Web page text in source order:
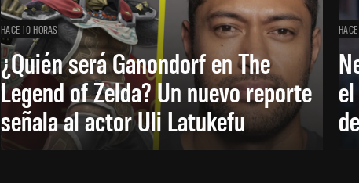
HACE 10 HORAS
¿Quién será Ganondorf en The
Legend of Zelda? Un nuevo reporte
señala al actor Uli Latukefu